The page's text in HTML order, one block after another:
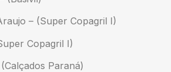
– (Super Copagril I)
Copagril I)
Paraná)